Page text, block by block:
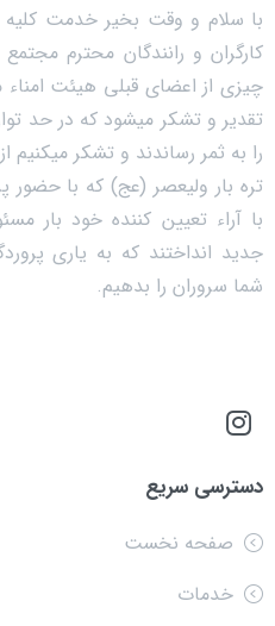
با سلام و وقت بخیر خدمت کلیه
کارگران و رانندگان محترم
چیزی از اعضای قبلی هیئت امناء
تقدیر و تشکر میشود که در حد
را به ثمر رساندند و تشکر
با آراء تعیین کننده خود بار
جدید انداختند که به یاری
شما سروران را بدهیم.
دسترسی سریع
صفحه نخست
خدمات